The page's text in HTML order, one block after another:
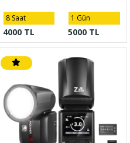
8 Saat
4000 TL
1 Gün
5000 TL